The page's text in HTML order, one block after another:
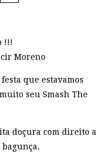
!!!
Moreno
que estavamos
seu Smash The
doçura com direito a